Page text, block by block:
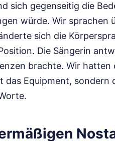
sich gegenseitig die
würde. Wir sprachen
sich die
Die Sängerin
brachte. Wir hatten
das Equipment, sondern